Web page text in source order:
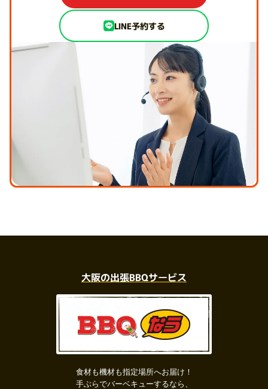
LINE予約する
大阪の出張BBQサービス
食材も機材も指定場所へお届け！
手ぶらでバーベキューするなら、